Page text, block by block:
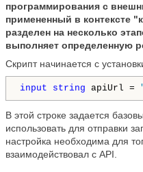
программирования с
примененный в контексте
разделен на несколько
выполняет определенную
Скрипт начинается с
input string apiUrl =
В этой строке задается
использовать для отправки
настройка необходима для
взаимодействовал с API.